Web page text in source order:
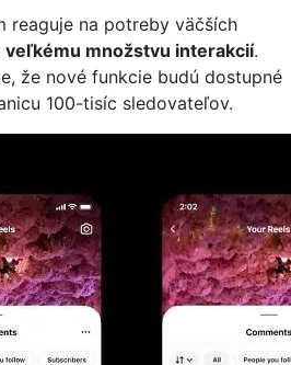
reaguje na potreby väčších
veľkému množstvu interakcií.
že nové funkcie budú dostupné
100-tisíc sledovateľov.